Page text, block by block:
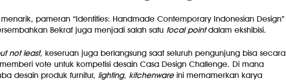
pameran “Identities: Handmade Contemporary Indonesian Design”
Bekraf juga menjadi salah satu focal pointdalam ekshibisi.
not least, keseruan juga berlangsung saat seluruh pengunjung bisa secara
vote untuk kompetisi desain Casa Design Challenge. Di mana
desain produk furnitur, lighting, kitchenwareini memamerkan karya